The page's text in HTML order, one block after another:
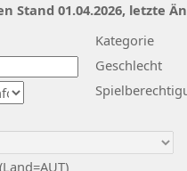
Kategorie
Geschlecht
Stand 01.04.2026, letzte